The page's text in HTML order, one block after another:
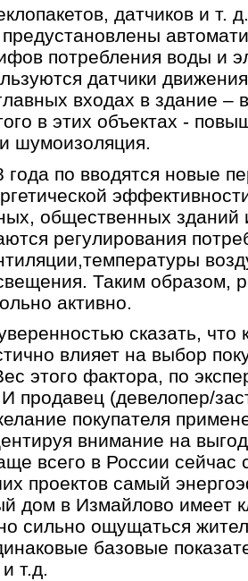
датчиков и т.
потребления воды и
датчики
входах в здание –
в этих объектах -
шумоизоляция.
года по вводятся новые
общественных зданий
регулирования
Таким образом,
активно.
сказать, что
влияет на выбор
этого фактора, по
И продавец (девелопер/
покупателя
внимание на
всего в России сейчас
проектов самый
дом в Измайлово имеет
сильно ощущаться
базовые
т.д.